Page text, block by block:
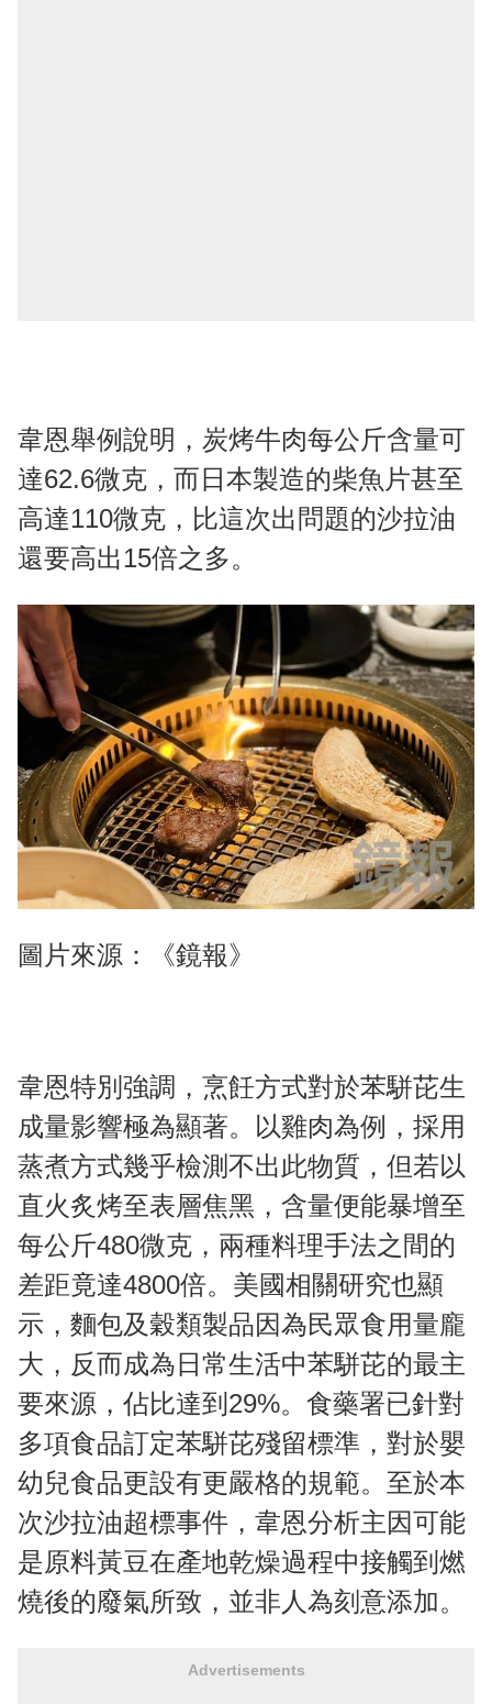
韋恩舉例說明，炭烤牛肉每公斤含量可
達62.6微克，而日本製造的柴魚片甚至
高達110微克，比這次出問題的沙拉油
還要高出15倍之多。
圖片來源：《鏡報》
韋恩特別強調，烹飪方式對於苯駢芘生
成量影響極為顯著。以雞肉為例，採用
蒸煮方式幾乎檢測不出此物質，但若以
直火炙烤至表層焦黑，含量便能暴增至
每公斤480微克，兩種料理手法之間的
差距竟達4800倍。美國相關研究也顯
示，麵包及穀類製品因為民眾食用量龐
大，反而成為日常生活中苯駢芘的最主
要來源，佔比達到29%。食藥署已針對
多項食品訂定苯駢芘殘留標準，對於嬰
幼兒食品更設有更嚴格的規範。至於本
次沙拉油超標事件，韋恩分析主因可能
是原料黃豆在產地乾燥過程中接觸到燃
燒後的廢氣所致，並非人為刻意添加。
Advertisements